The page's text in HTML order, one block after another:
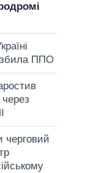
збила ППО
через
черговий